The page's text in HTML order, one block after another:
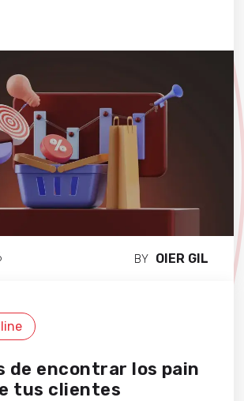
BY OIER GIL
de encontrar los pain
tus clientes